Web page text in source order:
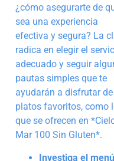
¿cómo asegurarte de
sea una experiencia
efectiva y segura? La
radica en elegir el
adecuado y seguir
pautas simples que te
ayudarán a disfrutar
platos favoritos, como
que se ofrecen en
Mar 100 Sin Gluten*.
Investiga el